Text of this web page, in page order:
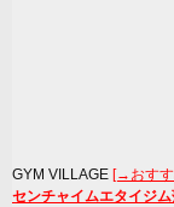
GYM VILLAGE [→おすす
センチャイムエタイジム